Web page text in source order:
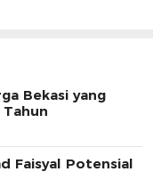
Bekasi yang
Faisyal Potensial